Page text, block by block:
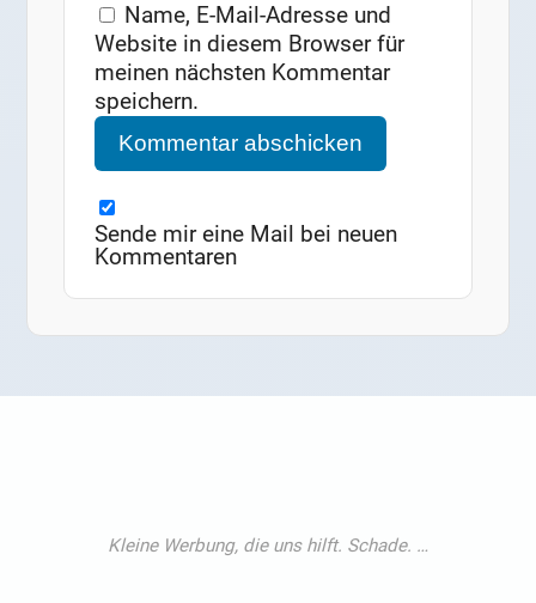
Name, E-Mail-Adresse und
Website in diesem Browser für
meinen nächsten Kommentar
speichern.
Sende mir eine Mail bei neuen
Kommentaren